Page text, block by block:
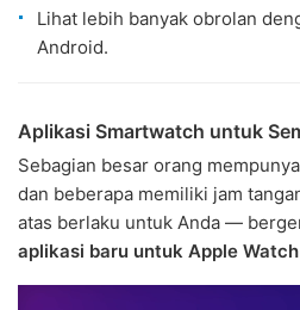
Lihat lebih banyak obrolan
Android.
Aplikasi Smartwatch untuk
Sebagian besar orang
dan beberapa memiliki jam
atas berlaku untuk Anda —
aplikasi baru untuk Apple Watch